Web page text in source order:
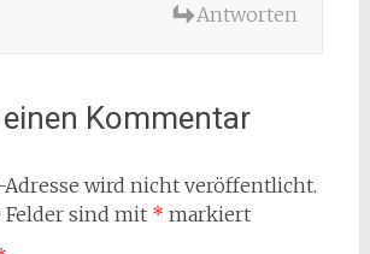
Antworten
Kommentar
Adresse wird nicht veröffentlicht.
sind mit * markiert